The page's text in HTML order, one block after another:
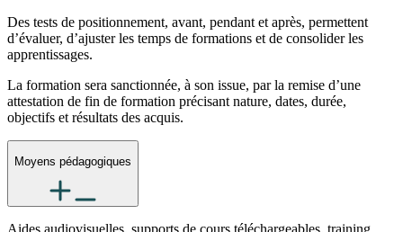
Des tests de positionnement, avant, pendant et après, permettent
d’évaluer, d’ajuster les temps de formations et de consolider les
apprentissages.
La formation sera sanctionnée, à son issue, par la remise d’une
attestation de fin de formation précisant nature, dates, durée,
objectifs et résultats des acquis.
Moyens pédagogiques